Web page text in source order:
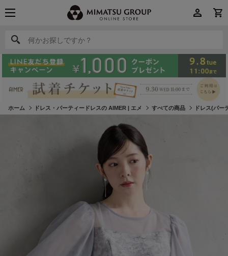
何かお探しですか？
何かお探しですか？
ホーム ドレス・パーティードレスの AIMER | エメ すべての商品 ドレス(パー